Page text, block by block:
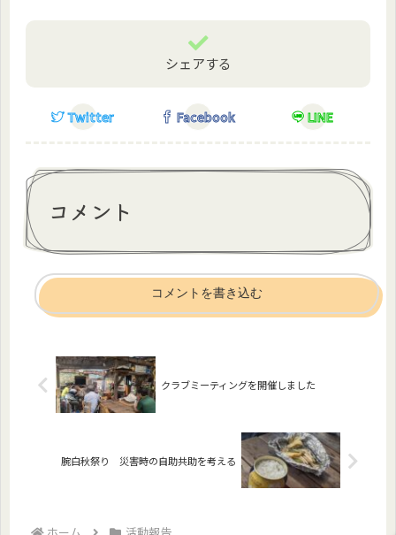
シェアする
Twitter Facebook LINE
コメント
コメントを書き込む
クラブミーティングを開催しました
腕白秋祭り 災害時の自助共助を考える
ホーム 活動報告